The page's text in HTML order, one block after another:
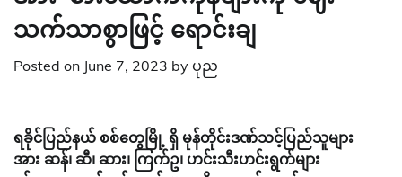
သက်သာစွာဖြင့် ရောင်းချ
Posted on June 7, 2023 by ပုည
ရခိုင်ပြည်နယ် စစ်တွေမြို့ ရှိ မုန်တိုင်းဒဏ်သင့်ပြည်သူများ
အား ဆန်၊ ဆီ၊ ဆား၊ ကြက်ဥ၊ ဟင်းသီးဟင်းရွက်များ